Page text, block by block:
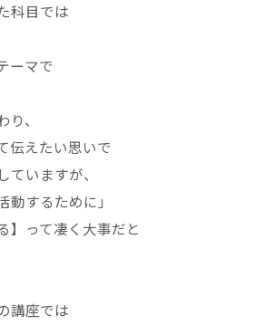
科目では
ーマで
、
伝えたい思いで
ていますが、
動するために」
】って凄く大事だと
講座では